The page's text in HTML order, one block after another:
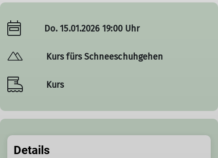
Do. 15.01.2026 19:00 Uhr
Kurs fürs Schneeschuhgehen
Kurs
Details